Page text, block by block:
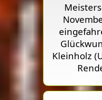
Kleinholz